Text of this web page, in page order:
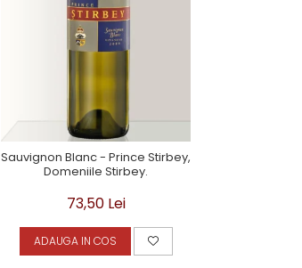
Sauvignon Blanc - Prince Stirbey,
Domeniile Stirbey.
73,50 Lei
ADAUGA IN COS